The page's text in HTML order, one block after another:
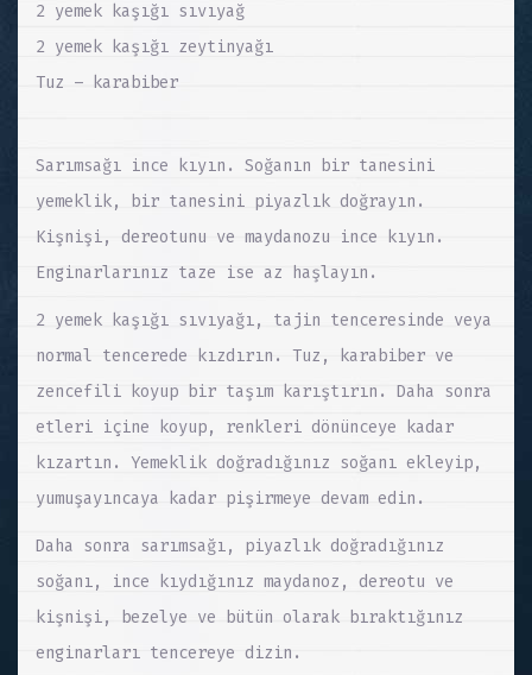
2 yemek kaşığı sıvıyağ
2 yemek kaşığı zeytinyağı
Tuz – karabiber
Sarımsağı ince kıyın. Soğanın bir tanesini
yemeklik, bir tanesini piyazlık doğrayın.
Kişnişi, dereotunu ve maydanozu ince kıyın.
Enginarlarınız taze ise az haşlayın.
2 yemek kaşığı sıvıyağı, tajin tenceresinde veya
normal tencerede kızdırın. Tuz, karabiber ve
zencefili koyup bir taşım karıştırın. Daha sonra
etleri içine koyup, renkleri dönünceye kadar
kızartın. Yemeklik doğradığınız soğanı ekleyip,
yumuşayıncaya kadar pişirmeye devam edin.
Daha sonra sarımsağı, piyazlık doğradığınız
soğanı, ince kıydığınız maydanoz, dereotu ve
kişnişi, bezelye ve bütün olarak bıraktığınız
enginarları tencereye dizin.